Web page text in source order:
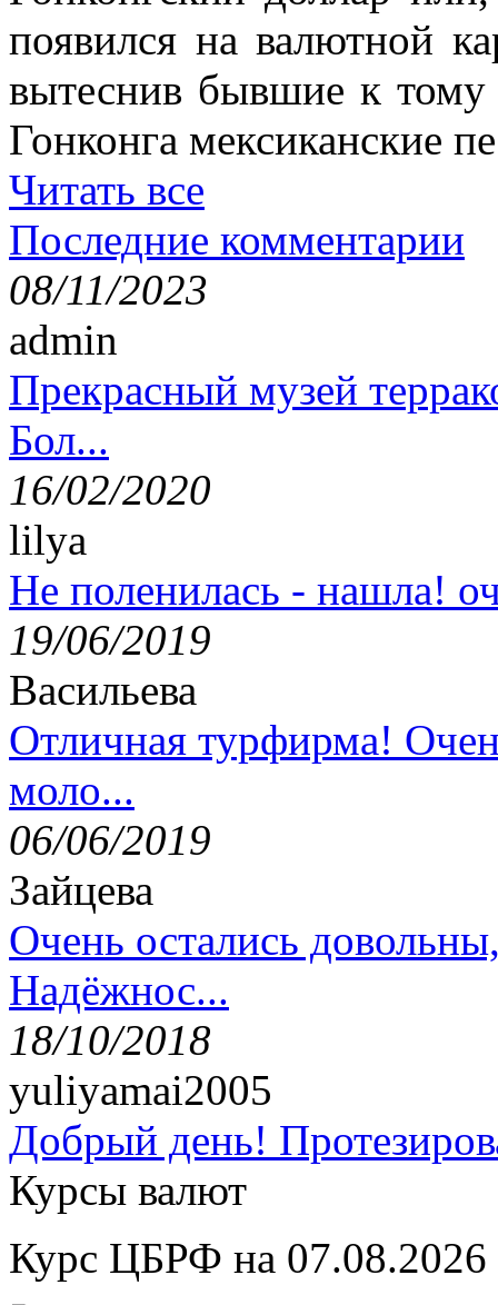
появился на валютной
вытеснив бывшие к тому
Гонконга мексиканские
Читать все
Последние комментарии
08/11/2023
admin
Прекрасный музей
Бол...
16/02/2020
lilya
Не поленилась - нашла!
19/06/2019
Васильева
Отличная турфирма!
моло...
06/06/2019
Зайцева
Очень остались
Надёжнос...
18/10/2018
yuliyamai2005
Добрый день!
Курсы валют
Курс ЦБРФ на 07.08.2026